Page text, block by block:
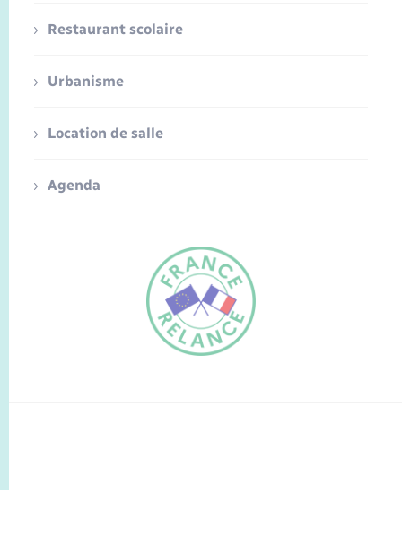
FR
Restaurant scolaire
Urbanisme
Location de salle
Agenda